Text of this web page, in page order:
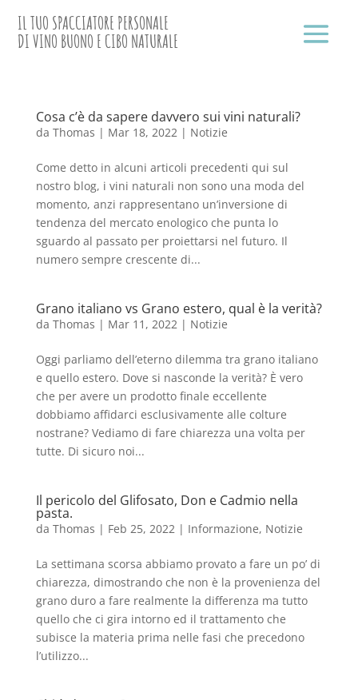
IL TUO SPACCIATORE PERSONALE
DI VINO BUONO E CIBO NATURALE
Cosa c’è da sapere davvero sui vini naturali?
da Thomas | Mar 18, 2022| Notizie
Come detto in alcuni articoli precedenti qui sul
nostro blog, i vini naturali non sono una moda del
momento, anzi rappresentano un’inversione di
tendenza del mercato enologico che punta lo
sguardo al passato per proiettarsi nel futuro. Il
numero sempre crescente di...
Grano italiano vs Grano estero, qual è la verità?
da Thomas | Mar 11, 2022| Notizie
Oggi parliamo dell’eterno dilemma tra grano italiano
e quello estero. Dove si nasconde la verità? È vero
che per avere un prodotto finale eccellente
dobbiamo affidarci esclusivamente alle colture
nostrane? Vediamo di fare chiarezza una volta per
tutte. Di sicuro noi...
Il pericolo del Glifosato, Don e Cadmio nella
pasta.
da Thomas | Feb 25, 2022| Informazione, Notizie
La settimana scorsa abbiamo provato a fare un po’ di
chiarezza, dimostrando che non è la provenienza del
grano duro a fare realmente la differenza ma tutto
quello che ci gira intorno ed il trattamento che
subisce la materia prima nelle fasi che precedono
l’utilizzo...